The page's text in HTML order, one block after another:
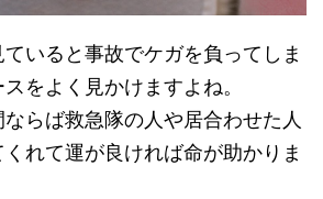
いると事故でケガを負ってしま
をよく見かけますよね。
らば救急隊の人や居合わせた人
れて運が良ければ命が助かりま